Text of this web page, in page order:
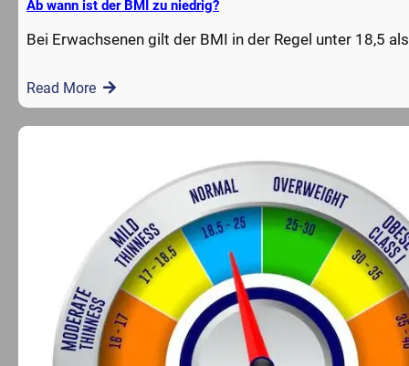
Ab wann ist der BMI zu niedrig?
Bei Erwachsenen gilt der BMI in der Regel unter 18,5
Read More